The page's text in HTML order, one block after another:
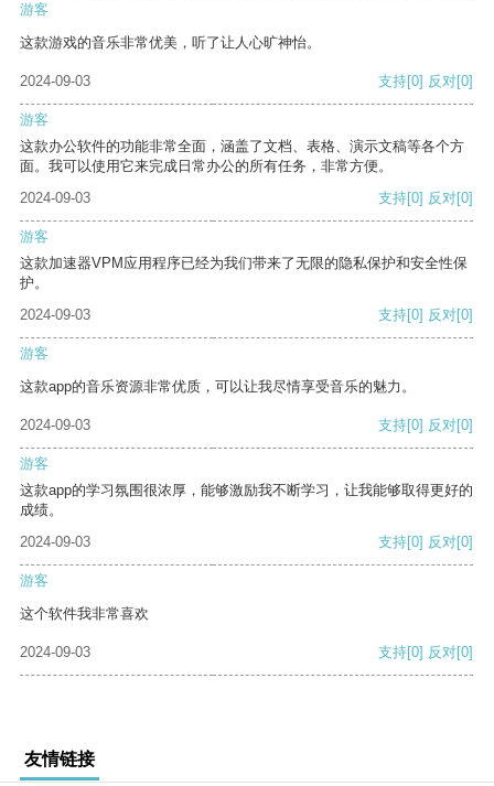
游客
这款游戏的音乐非常优美，听了让人心旷神怡。
2024-09-03 支持[0] 反对[0]
游客
这款办公软件的功能非常全面，涵盖了文档、表格、演示文稿等各个方
面。我可以使用它来完成日常办公的所有任务，非常方便。
2024-09-03
支持[0] 反对[0]
游客
这款加速器VPM应用程序已经为我们带来了无限的隐私保护和安全性保
护。
2024-09-03
支持[0] 反对[0]
游客
这款app的音乐资源非常优质，可以让我尽情享受音乐的魅力。
2024-09-03 支持[0] 反对[0]
游客
这款app的学习氛围很浓厚，能够激励我不断学习，让我能够取得更好的
成绩。
2024-09-03
支持[0] 反对[0]
游客
这个软件我非常喜欢
2024-09-03 支持[0] 反对[0]
友情链接